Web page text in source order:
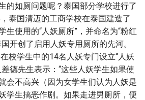
的如厕问题呢？泰国部分学校进行了
泰国清迈的工商学校在泰国建造了
生使用的“人妖厕所”，并命名为“粉红
开创了启用人妖专用厕所的先河。
校学生中的14名人妖专门设立“人妖
德先生表示：“这些人妖学生如果使
会不高兴（因为女学生们认为人妖是
学生搞恶作剧。如果走进男厕所，便